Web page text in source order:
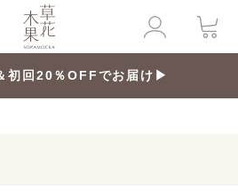
初回20％OFFでお届け▶